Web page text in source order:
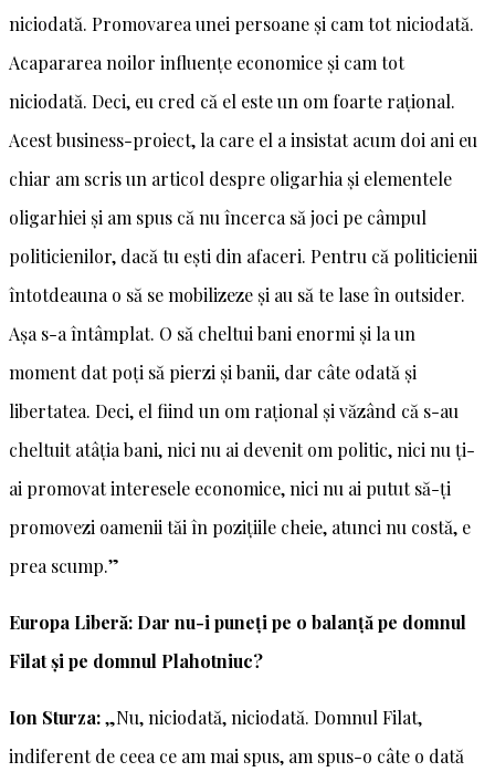
niciodată. Promovarea unei persoane și cam tot niciodată.
Acapararea noilor influențe economice și cam tot
niciodată. Deci, eu cred că el este un om foarte rațional.
Acest business-proiect, la care el a insistat acum doi ani eu
chiar am scris un articol despre oligarhia și elementele
oligarhiei și am spus că nu încerca să joci pe câmpul
politicienilor, dacă tu ești din afaceri. Pentru că politicienii
întotdeauna o să se mobilizeze și au să te lase în outsider.
Așa s-a întâmplat. O să cheltui bani enormi și la un
moment dat poți să pierzi și banii, dar câte odată și
libertatea. Deci, el fiind un om rațional și văzând că s-au
cheltuit atâția bani, nici nu ai devenit om politic, nici nu ți-
ai promovat interesele economice, nici nu ai putut să-ți
promovezi oamenii tăi în pozițiile cheie, atunci nu costă, e
prea scump.”
Europa Liberă: Dar nu-i puneți pe o balanță pe domnul
Filat și pe domnul Plahotniuc?
Ion Sturza:„Nu, niciodată, niciodată. Domnul Filat,
indiferent de ceea ce am mai spus, am spus-o câte o dată